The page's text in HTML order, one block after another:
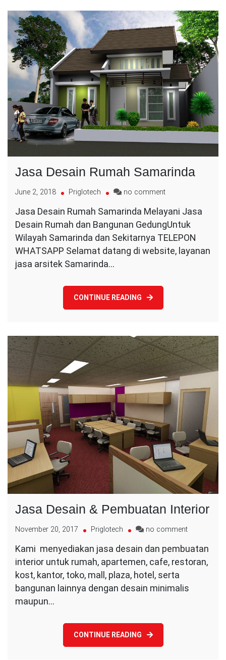
Jasa Desain Rumah Samarinda
June 2, 2018 Priglotech no commenton
Desain
Rumah
Samarinda
Jasa Desain Rumah Samarinda Melayani Jasa
Desain Rumah dan Bangunan GedungUntuk
Wilayah Samarinda dan Sekitarnya TELEPON
WHATSAPP Selamat datang di website, layanan
jasa arsitek Samarinda…
CONTINUE READING
Jasa Desain & Pembuatan Interior
November 20, 2017 Priglotech no commenton
Desain
&
Kami menyediakan jasa desain dan pembuatan
interior untuk rumah, apartemen, cafe, restoran,
kost, kantor, toko, mall, plaza, hotel, serta
bangunan lainnya dengan desain minimalis
maupun…
CONTINUE READING